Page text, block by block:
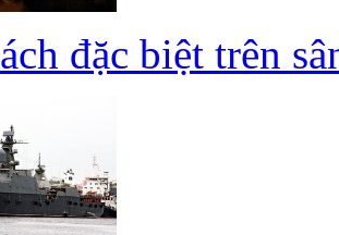
đặc biệt trên